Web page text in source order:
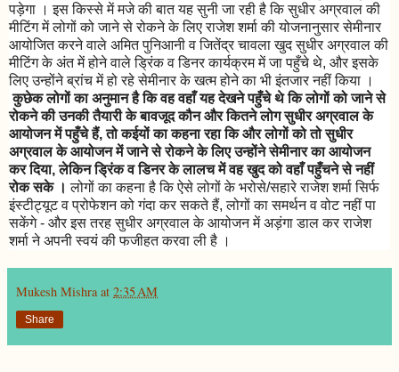
पड़ेगा । इस किस्से में मजे की बात यह सुनी जा रही है कि सुधीर अग्रवाल की
मीटिंग में लोगों को जाने से रोकने के लिए राजेश शर्मा की योजनानुसार सेमीनार
आयोजित करने वाले अमित पुनिआनी व जितेंद्र चावला खुद सुधीर अग्रवाल की
मीटिंग के अंत में होने वाले ड्रिंक व डिनर कार्यक्रम में जा पहुँचे थे, और इसके
लिए उन्होंने ब्रांच में हो रहे सेमीनार के खत्म होने का भी इंतजार नहीं किया ।
कुछेक लोगों का अनुमान है कि वह वहाँ यह देखने पहुँचे थे कि लोगों को जाने से
रोकने की उनकी तैयारी के बावजूद कौन और कितने लोग सुधीर अग्रवाल के
आयोजन में पहुँचे हैं, तो कईयों का कहना रहा कि और लोगों को तो सुधीर
अग्रवाल के आयोजन में जाने से रोकने के लिए उन्होंने सेमीनार का आयोजन
कर दिया, लेकिन ड्रिंक व डिनर के लालच में वह खुद को वहाँ पहुँचने से नहीं
रोक सके । लोगों का कहना है कि ऐसे लोगों के भरोसे/सहारे राजेश शर्मा सिर्फ
इंस्टीट्यूट व प्रोफेशन को गंदा कर सकते हैं, लोगों का समर्थन व वोट नहीं पा
सकेंगे - और इस तरह सुधीर अग्रवाल के आयोजन में अड़ंगा डाल कर राजेश
शर्मा ने अपनी स्वयं की फजीहत करवा ली है ।
Mukesh Mishra at 2:35 AM
Share